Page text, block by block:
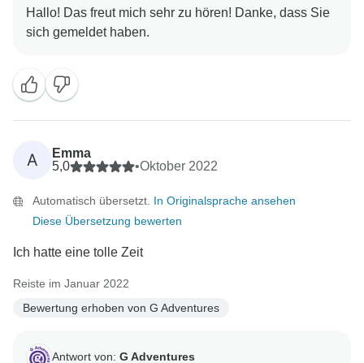
Hallo! Das freut mich sehr zu hören! Danke, dass Sie
A
Emma
5,0
•Oktober 2022
Automatisch übersetzt. In Originalsprache ansehen
Diese Übersetzung bewerten
Ich hatte eine tolle Zeit
Reiste im Januar 2022
Bewertung erhoben von G Adventures
Antwort von: G Adventures